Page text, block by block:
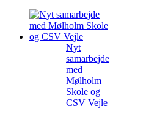
Nyt
samarbejde
med
Mølholm
Skole og
CSV Vejle